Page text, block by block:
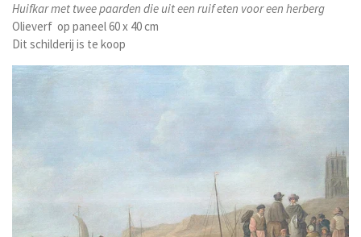
Huifkar met twee paarden die uit een ruif eten voor een herberg
Olieverf op paneel 60 x 40 cm
Dit schilderij is te koop